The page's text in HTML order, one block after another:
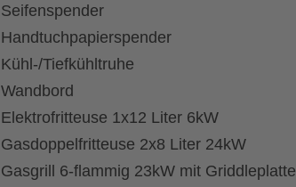
Seifenspender
Handtuchpapierspender
Kühl-/Tiefkühltruhe
Wandbord
Elektrofritteuse 1x12 Liter 6kW
Gasdoppelfritteuse 2x8 Liter 24kW
Gasgrill 6-flammig 23kW mit Griddleplatte